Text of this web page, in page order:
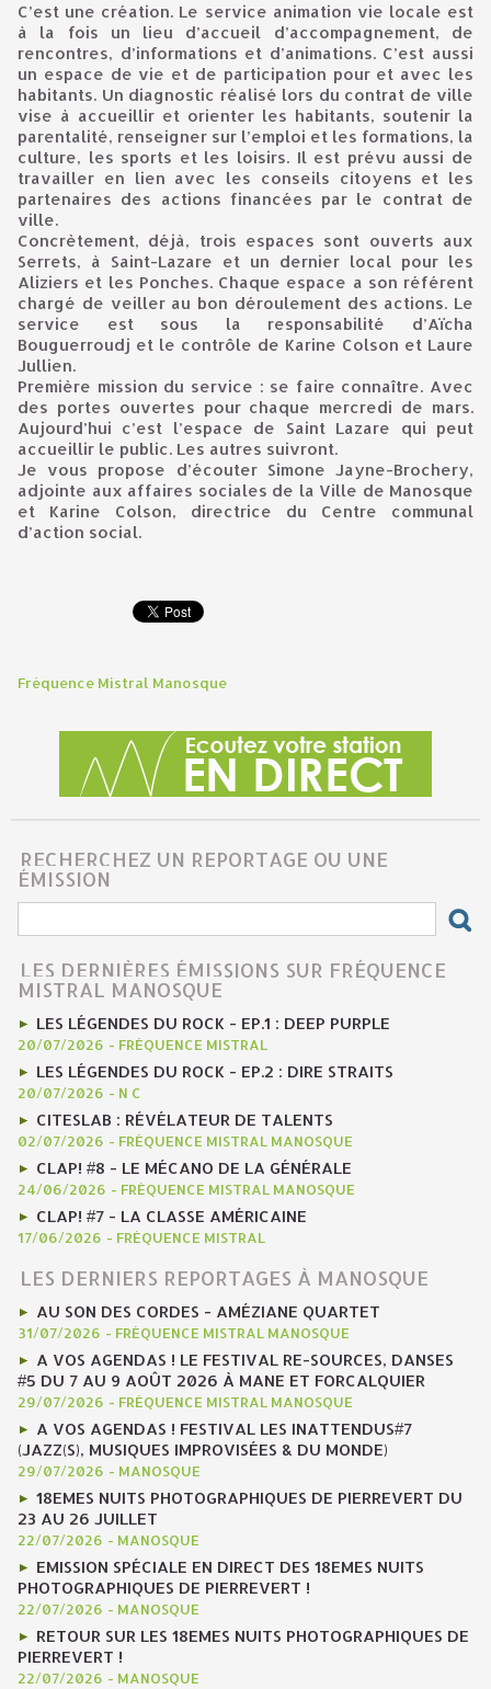
C’est une création. Le service animation vie locale est
à la fois un lieu d’accueil d’accompagnement, de
rencontres, d’informations et d’animations. C’est aussi
un espace de vie et de participation pour et avec les
habitants. Un diagnostic réalisé lors du contrat de ville
vise à accueillir et orienter les habitants, soutenir la
parentalité, renseigner sur l’emploi et les formations, la
culture, les sports et les loisirs. Il est prévu aussi de
travailler en lien avec les conseils citoyens et les
partenaires des actions financées par le contrat de
ville.
Concrètement, déjà, trois espaces sont ouverts aux
Serrets, à Saint-Lazare et un dernier local pour les
Aliziers et les Ponches. Chaque espace a son référent
chargé de veiller au bon déroulement des actions. Le
service est sous la responsabilité d’Aïcha
Bouguerroudj et le contrôle de Karine Colson et Laure
Jullien.
Première mission du service : se faire connaître. Avec
des portes ouvertes pour chaque mercredi de mars.
Aujourd’hui c’est l’espace de Saint Lazare qui peut
accueillir le public. Les autres suivront.
Je vous propose d’écouter Simone Jayne-Brochery,
adjointe aux affaires sociales de la Ville de Manosque
et Karine Colson, directrice du Centre communal
d’action social.
Fréquence Mistral Manosque
RECHERCHEZ UN REPORTAGE OU UNE
ÉMISSION
LES DERNIÈRES ÉMISSIONS SUR FRÉQUENCE
MISTRAL MANOSQUE
LES LÉGENDES DU ROCK - EP.1 : DEEP PURPLE
20/07/2026 - FRÉQUENCE MISTRAL
LES LÉGENDES DU ROCK - EP.2 : DIRE STRAITS
20/07/2026 - N C
CITESLAB : RÉVÉLATEUR DE TALENTS
02/07/2026 - FRÉQUENCE MISTRAL MANOSQUE
CLAP! #8 - LE MÉCANO DE LA GÉNÉRALE
24/06/2026 - FRÉQUENCE MISTRAL MANOSQUE
CLAP! #7 - LA CLASSE AMÉRICAINE
17/06/2026 - FRÉQUENCE MISTRAL
LES DERNIERS REPORTAGES À MANOSQUE
AU SON DES CORDES - AMÉZIANE QUARTET
31/07/2026 - FRÉQUENCE MISTRAL MANOSQUE
A VOS AGENDAS ! LE FESTIVAL RE-SOURCES, DANSES
#5 DU 7 AU 9 AOÛT 2026 À MANE ET FORCALQUIER
29/07/2026 - FRÉQUENCE MISTRAL MANOSQUE
A VOS AGENDAS ! FESTIVAL LES INATTENDUS#7
(JAZZ(S), MUSIQUES IMPROVISÉES & DU MONDE)
29/07/2026 - MANOSQUE
18EMES NUITS PHOTOGRAPHIQUES DE PIERREVERT DU
23 AU 26 JUILLET
22/07/2026 - MANOSQUE
EMISSION SPÉCIALE EN DIRECT DES 18EMES NUITS
PHOTOGRAPHIQUES DE PIERREVERT !
22/07/2026 - MANOSQUE
RETOUR SUR LES 18EMES NUITS PHOTOGRAPHIQUES DE
PIERREVERT !
22/07/2026 - MANOSQUE